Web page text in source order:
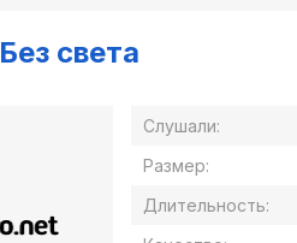
Без света
Слушали:
Размер:
Длительность: